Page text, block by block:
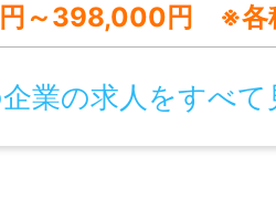
～398,000円 ※各
業の求人をすべて